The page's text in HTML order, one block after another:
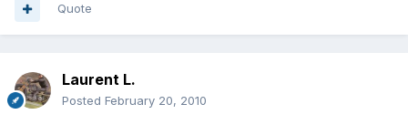
Quote
Laurent L.
Posted February 20, 2010